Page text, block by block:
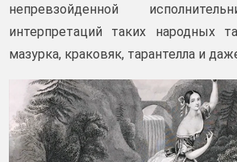
непревзойденной
интерпретаций таких народных
мазурка, краковяк, тарантелла и